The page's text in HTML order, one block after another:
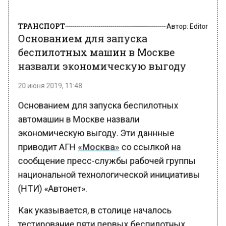
Основанием для запуска
беспилотных машин в Москве
назвали экономическую выгоду
Основанием для запуска беспилотных
автомашин в Москве назвали
экономическую выгоду. Эти даннные
приводит АГН
«Москва»
со ссылкой на
сообщение пресс-службы рабочей группы
национальной технологической инициативы
(НТИ) «Автонет».
Как указывается, в столице началось
тестирование пяти первых беспилотных